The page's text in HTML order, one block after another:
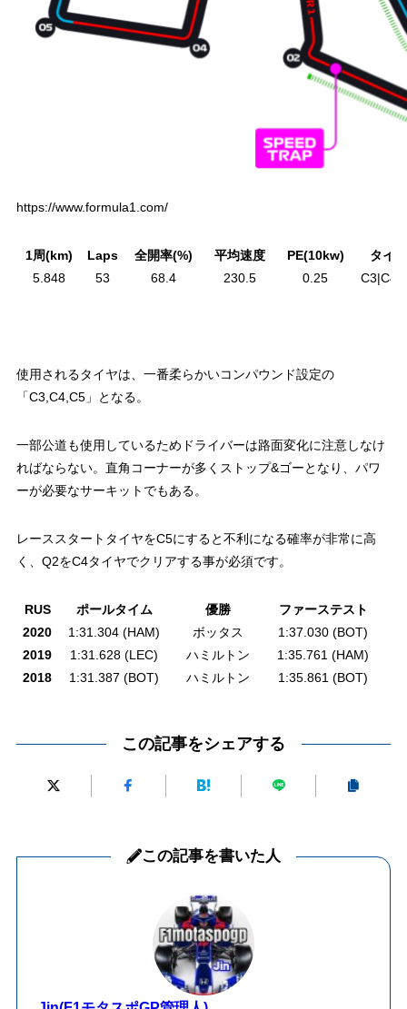
https://www.formula1.com/
1周(km) Laps 全開率(%) 平均速度 PE(10kw)
タイ
5.848
53 68.4 230.5 0.25
使用されるタイヤは、一番柔らかいコンパウンド設定の
「C3,C4,C5」となる。
一部公道も使用しているためドライバーは路面変化に注意しなけ
ればならない。直角コーナーが多くストップ&ゴーとなり、パワ
ーが必要なサーキットでもある。
レーススタートタイヤをC5にすると不利になる確率が非常に高
く、Q2をC4タイヤでクリアする事が必須です。
RUS ポールタイム 優勝
ファーステスト
2020
1:31.304 (HAM) ボッタス
1:37.030 (BOT)
2019
1:31.628 (LEC) ハミルトン
1:35.761 (HAM)
2018
1:31.387 (BOT) ハミルトン 1:35.861 (BOT)
この記事をシェアする
この記事を書いた人